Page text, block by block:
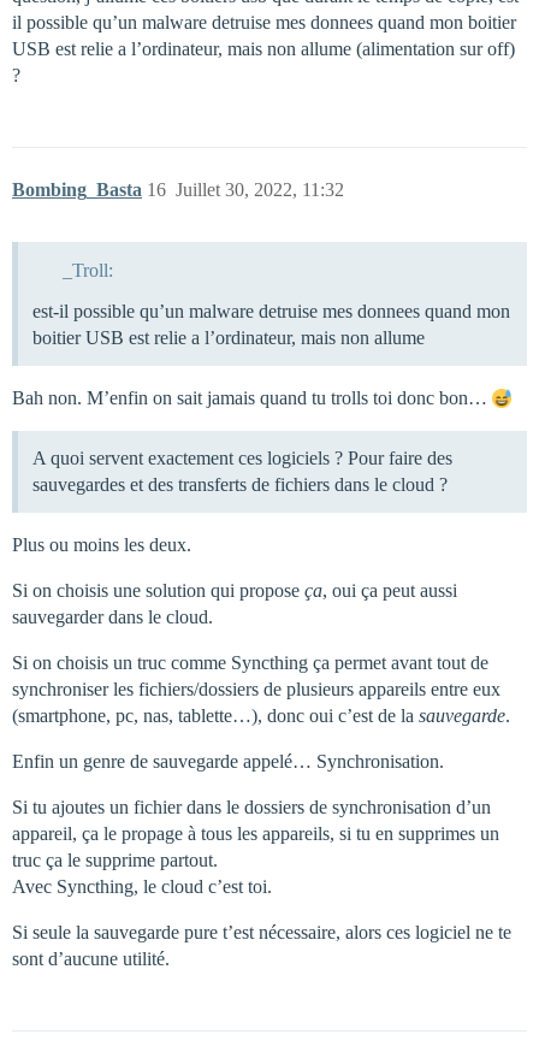
il possible qu’un malware detruise mes donnees quand mon boitier
USB est relie a l’ordinateur, mais non allume (alimentation sur off)
?
Bombing_Basta Juillet 30, 2022, 11:32
16
_Troll:
est-il possible qu’un malware detruise mes donnees quand mon
boitier USB est relie a l’ordinateur, mais non allume
Bah non. M’enfin on sait jamais quand tu trolls toi donc bon…
A quoi servent exactement ces logiciels ? Pour faire des
sauvegardes et des transferts de fichiers dans le cloud ?
Plus ou moins les deux.
Si on choisis une solution qui propose ça, oui ça peut aussi
sauvegarder dans le cloud.
Si on choisis un truc comme Syncthing ça permet avant tout de
synchroniser les fichiers/dossiers de plusieurs appareils entre eux
(smartphone, pc, nas, tablette…), donc oui c’est de la sauvegarde.
Enfin un genre de sauvegarde appelé… Synchronisation.
Si tu ajoutes un fichier dans le dossiers de synchronisation d’un
appareil, ça le propage à tous les appareils, si tu en supprimes un
truc ça le supprime partout.
Avec Syncthing, le cloud c’est toi.
Si seule la sauvegarde pure t’est nécessaire, alors ces logiciel ne te
sont d’aucune utilité.